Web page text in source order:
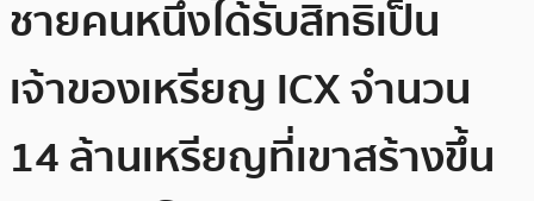
ชายคนหนึ่งได้รับสิทธิเป็น
เจ้าของเหรียญ ICX จำนวน
14 ล้านเหรียญที่เขาสร้างขึ้น